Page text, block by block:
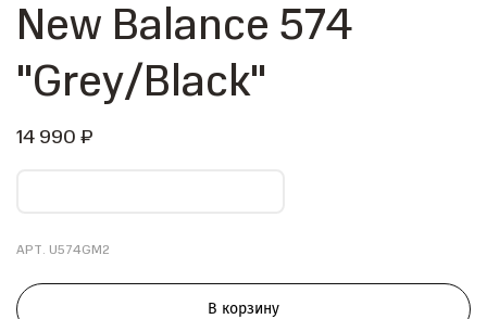
New Balance 574
"Grey/Black"
14 990 ₽
АРТ. U574GM2
В корзину